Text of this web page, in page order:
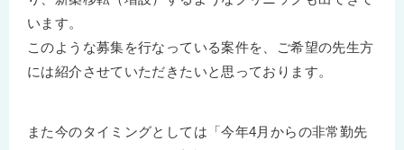
います。
このような募集を行なっている案件を、ご希望の先生方
には紹介させていただきたいと思っております。
また今のタイミングとしては「今年4月からの非常勤先